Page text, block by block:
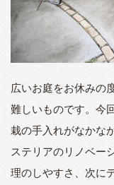
広いお庭をお休みの
難しいものです。今
栽の手入れがなかな
ステリアのリノベー
理のしやすさ、次に